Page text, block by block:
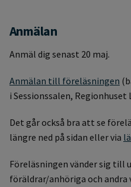
Anmälan
Anmäl dig senast 20 maj.
Anmälan till föreläsningen
i Sessionssalen, Regionhuset
Det går också bra att se
längre ned på sidan eller via
Föreläsningen vänder sig till
föräldrar/anhöriga och